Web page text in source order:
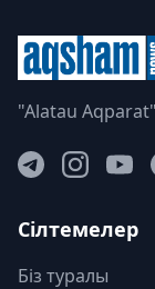
"Alatau
Сілтемелер
Біз туралы